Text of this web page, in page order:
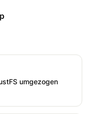
umgezogen